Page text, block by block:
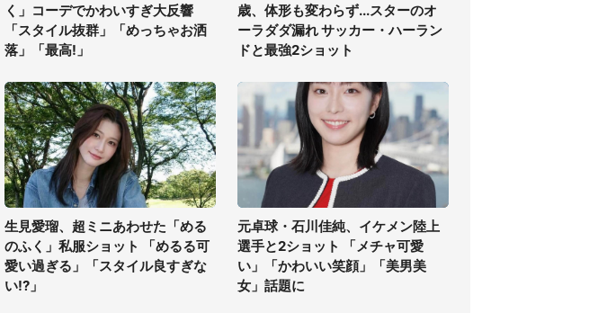
く」コーデでかわいすぎ大反響
「スタイル抜群」「めっちゃお洒
落」「最高!」
歳、体形も変わらず...スターのオ
ーラダダ漏れ サッカー・ハーラン
ドと最強2ショット
生見愛瑠、超ミニあわせた「める
のふく」私服ショット 「めるる可
愛い過ぎる」「スタイル良すぎな
い!?」
元卓球・石川佳純、イケメン陸上
選手と2ショット 「メチャ可愛
い」「かわいい笑顔」「美男美
女」話題に